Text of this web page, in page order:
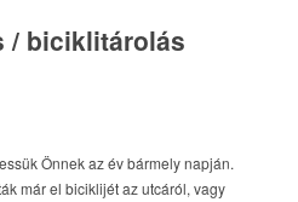
/ biciklitárolás
Önnek az év bármely napján.
már el biciklijét az utcáról, vagy